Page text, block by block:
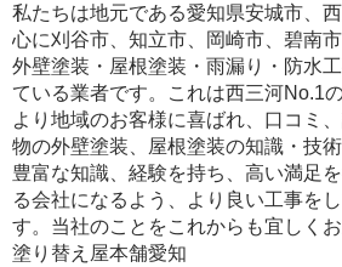
私たちは地元である愛知県安城市、
心に刈谷市、知立市、岡崎市、碧南
外壁塗装・屋根塗装・雨漏り・防水
ている業者です。これは西三河No.1
より地域のお客様に喜ばれ、口コミ
物の外壁塗装、屋根塗装の知識・技
豊富な知識、経験を持ち、高い満足
る会社になるよう、より良い工事を
す。当社のことをこれからも宜しく
塗り替え屋本舗愛知